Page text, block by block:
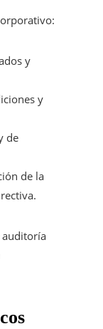
y
y
de
de la
auditoría